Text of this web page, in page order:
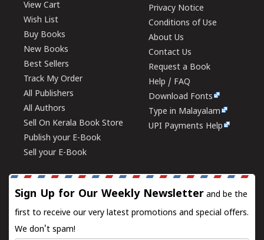
View Cart
Wish List
Buy Books
New Books
Best Sellers
Track My Order
All Publishers
All Authors
Sell On Kerala Book Store
Publish your E-Book
Sell your E-Book
Privacy Notice
Conditions of Use
About Us
Contact Us
Request a Book
Help / FAQ
Download Fonts
Type in Malayalam
UPI Payments Help
Sign Up for Our Weekly Newsletter and be the
first to receive our very latest promotions and special offers.
We don't spam!